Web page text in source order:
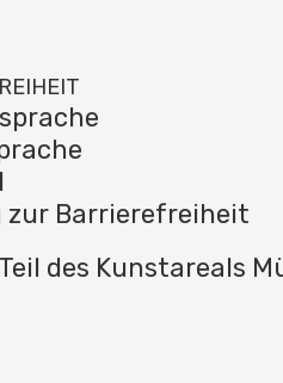
zur Barrierefreiheit
des Kunstareals